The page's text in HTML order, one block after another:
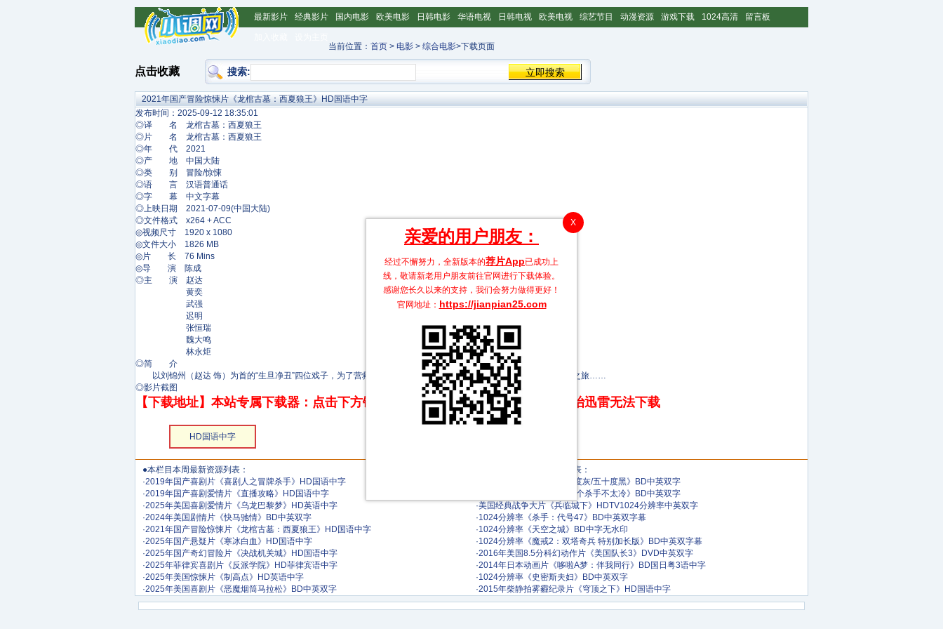
最新影片 经典影片 国内电影 欧美电影 日韩电影 华语电视 日韩电视 欧美电视 综艺节目 动漫资源 游戏下载 1024高清 留言板
当前位置： 首页 > 电影 > 综合电影>下载页面
点击收藏 搜索:
X
亲爱的用户朋友：
经过不懈努力，全新版本的荐片App已成功上
线，敬请新老用户朋友前往官网进行下载体验。
感谢您长久以来的支持，我们会努力做得更好！
官网地址： https://jianpian25.com
2021年国产冒险惊悚片《龙棺古墓：西夏狼王》HD国语中字
发布时间：2025-09-12 18:35:01
◎译 名 龙棺古墓：西夏狼王
◎片 名 龙棺古墓：西夏狼王
◎年 代 2021
◎产 地 中国大陆
◎类 别 冒险/惊悚
◎语 言 汉语普通话
◎字 幕 中文字幕
◎上映日期 2021-07-09(中国大陆)
◎文件格式 x264 + ACC
◎视频尺寸 1920 x 1080
◎文件大小 1826 MB
◎片 长 76 Mins
◎导 演 陈成
◎主 演 赵达
黄奕
武强
迟明
张恒瑞
魏大鸣
林永炬
◎简 介
以刘锦州（赵达 饰）为首的“生旦净丑”四位戏子，为了营救在西夏左狼王墓失踪的师父，踏上凶险万分的探墓寻人之旅……
◎影片截图
【下载地址】本站专属下载器：点击下方链接 即可享受高速下载和在线播放 专治迅雷无法下载
HD国语中字
●本栏目本周最新资源列表：
·2019年国产喜剧片《喜剧人之冒牌杀手》HD国语中字
·2019年国产喜剧爱情片《直播攻略》HD国语中字
·2025年美国喜剧爱情片《乌龙巴黎梦》HD英语中字
·2024年美国剧情片《快马驰情》BD中英双字
·2021年国产冒险惊悚片《龙棺古墓：西夏狼王》HD国语中字
·2025年国产悬疑片《寒冰白血》HD国语中字
·2025年国产奇幻冒险片《决战机关城》HD国语中字
·2025年菲律宾喜剧片《反派学院》HD菲律宾语中字
·2025年美国惊悚片《制高点》HD英语中字
·2025年美国喜剧片《恶魔烟筒马拉松》BD中英双字
●本栏目本周最热门资源列表：
2015年美国爱情片《五十度灰/五十度黑》BD中英双字
1024分辨率/高分经典《这个杀手不太冷》BD中英双字
·美国经典战争大片《兵临城下》HDTV1024分辨率中英双字
·1024分辨率《杀手：代号47》BD中英双字幕
·1024分辨率《天空之城》BD中字无水印
·1024分辨率《魔戒2：双塔奇兵 特别加长版》BD中英双字幕
·2016年美国8.5分科幻动作片《美国队长3》DVD中英双字
·2014年日本动画片《哆啦A梦：伴我同行》BD国日粤3语中字
·1024分辨率《史密斯夫妇》BD中英双字
·2015年柴静拍雾霾纪录片《穹顶之下》HD国语中字